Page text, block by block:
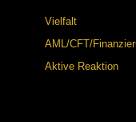
Vielfalt
AML/CFT/
Aktive Reaktion